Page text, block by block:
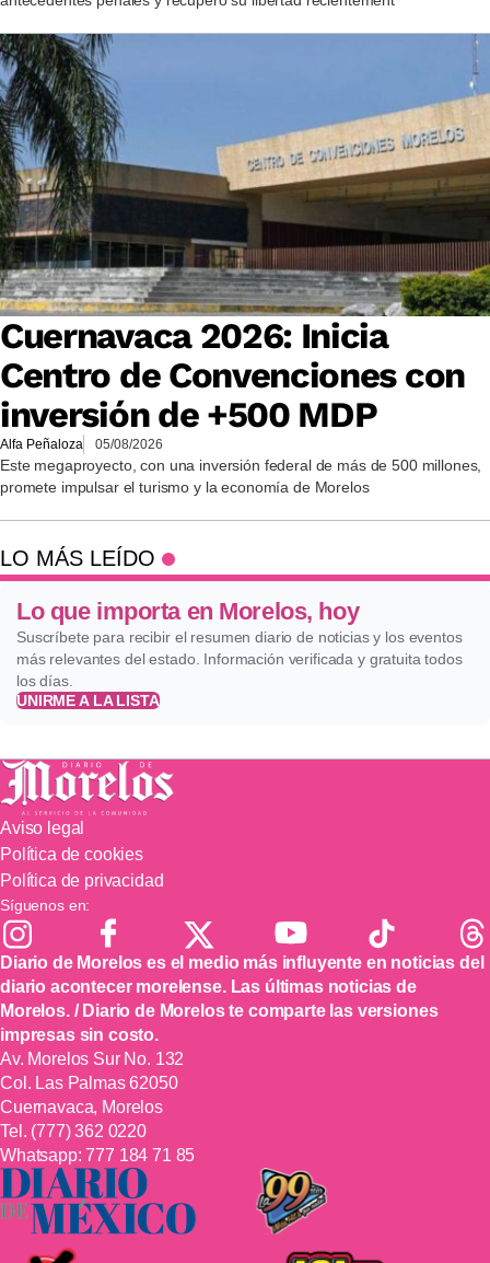
Cuernavaca 2026: Inicia
Centro de Convenciones con
inversión de +500 MDP
Alfa Peñaloza 05/08/2026
Este megaproyecto, con una inversión federal de más de 500 millones,
promete impulsar el turismo y la economía de Morelos
LO MÁS LEÍDO
Lo que importa en Morelos, hoy
Suscríbete para recibir el resumen diario de noticias y los eventos
más relevantes del estado. Información verificada y gratuita todos
los días.
UNIRME A LA LISTA
Aviso legal
Política de cookies
Política de privacidad
Síguenos en:
Diario de Morelos es el medio más influyente en noticias del
diario acontecer morelense. Las últimas noticias de
Morelos. / Diario de Morelos te comparte las versiones
impresas sin costo.
Av. Morelos Sur No. 132
Col. Las Palmas 62050
Cuernavaca, Morelos
Tel. (777) 362 0220
Whatsapp:777 184 71 85